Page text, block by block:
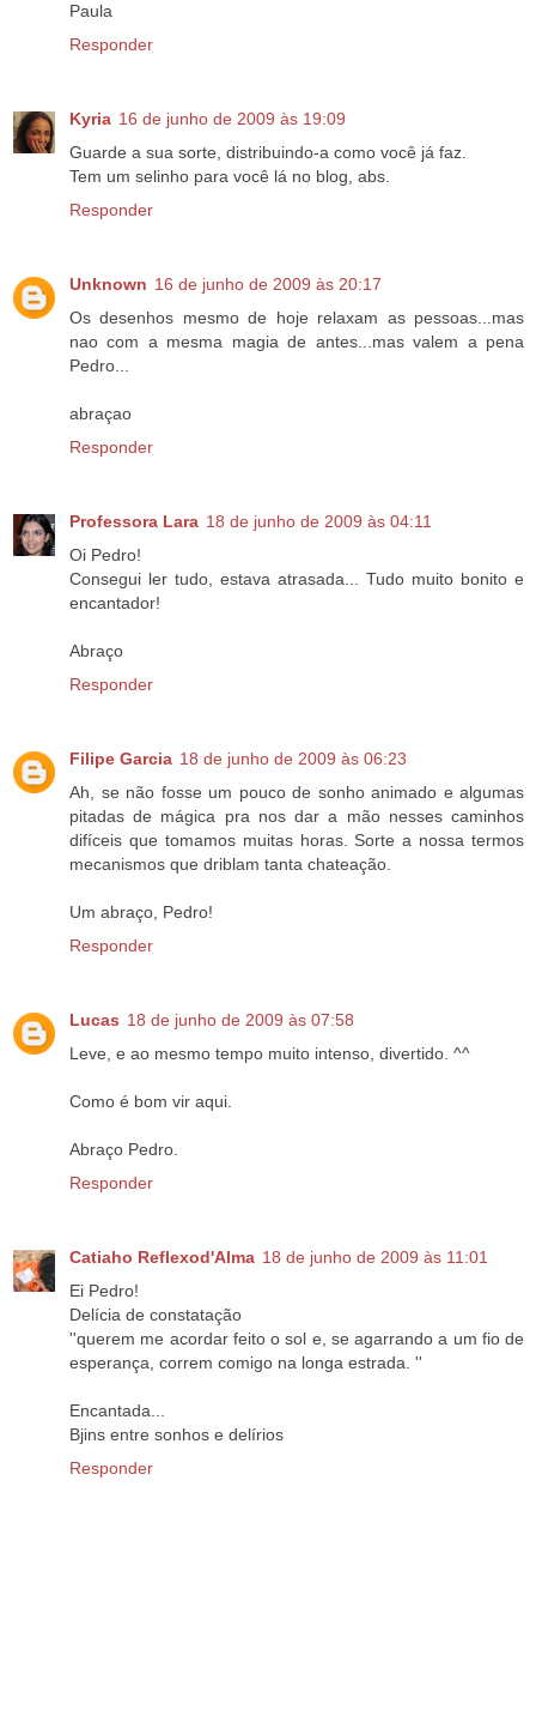
Paula
Responder
Kyria 16 de junho de 2009 às 19:09
Guarde a sua sorte, distribuindo-a como você já faz.
Tem um selinho para você lá no blog, abs.
Responder
Unknown 16 de junho de 2009 às 20:17
Os desenhos mesmo de hoje relaxam as pessoas...mas
nao com a mesma magia de antes...mas valem a pena
Pedro...
abraçao
Responder
Professora Lara 18 de junho de 2009 às 04:11
Oi Pedro!
Consegui ler tudo, estava atrasada... Tudo muito bonito e
encantador!
Abraço
Responder
Filipe Garcia 18 de junho de 2009 às 06:23
Ah, se não fosse um pouco de sonho animado e algumas
pitadas de mágica pra nos dar a mão nesses caminhos
difíceis que tomamos muitas horas. Sorte a nossa termos
mecanismos que driblam tanta chateação.
Um abraço, Pedro!
Responder
Lucas 18 de junho de 2009 às 07:58
Leve, e ao mesmo tempo muito intenso, divertido. ^^
Como é bom vir aqui.
Abraço Pedro.
Responder
Catiaho Reflexod'Alma 18 de junho de 2009 às 11:01
Ei Pedro!
Delícia de constatação
''querem me acordar feito o sol e, se agarrando a um fio de
esperança, correm comigo na longa estrada. ''
Encantada...
Bjins entre sonhos e delírios
Responder